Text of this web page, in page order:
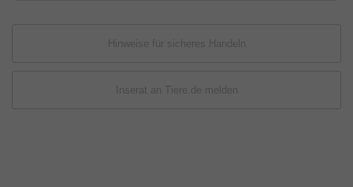
Hinweise für sicheres Handeln
Inserat an Tiere.de melden